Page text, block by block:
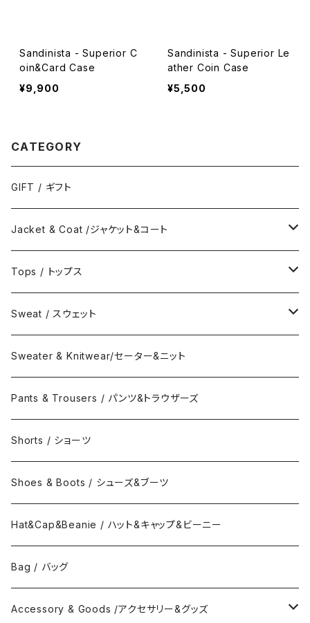
Sandinista - Superior C
oin&Card Case
¥9,900
Sandinista - Superior Le
ather Coin Case
¥5,500
CATEGORY
GIFT / ギフト
Jacket & Coat /ジャケット&コート
Jacket / ジャケット
Coat / コート
Tops / トップス
Shirts / シャツ
Collar Long Shirt / 襟付き長袖シャツ
Collar Short Shirt / 襟付き半袖シャツ
Polo Long Shirt / 長袖ポロシャツ
T-Shirts / Tシャツ
Long Sleeve Tee / 長袖Tシャツ
Short Sleeve Tee / 半袖Tシャツ
Sweat / スウェット
Crew Neck Sweat /クルーネックスウェット
Turtle Neck Sweat/タートルネックスウェット
Hood Sweat / フードスウェット
Sweater & Knitwear/セーター&ニット
Pants & Trousers / パンツ&トラウザーズ
Shorts / ショーツ
Shoes & Boots / シューズ&ブーツ
Hat&Cap&Beanie / ハット&キャップ&ビーニー
Bag / バッグ
Accessory & Goods /アクセサリー&グッズ